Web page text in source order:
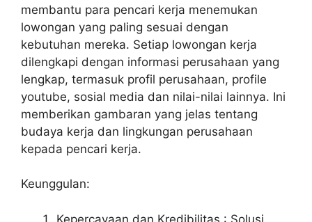
membantu para pencari kerja menemukan
lowongan yang paling sesuai dengan
kebutuhan mereka. Setiap lowongan kerja
dilengkapi dengan informasi perusahaan yang
lengkap, termasuk profil perusahaan, profile
youtube, sosial media dan nilai-nilai lainnya. Ini
memberikan gambaran yang jelas tentang
budaya kerja dan lingkungan perusahaan
kepada pencari kerja.
Keunggulan:
Kepercayaan dan Kredibilitas : Solusi